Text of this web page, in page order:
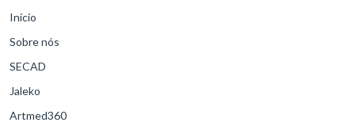
Início
Sobre nós
SECAD
Jaleko
Artmed360